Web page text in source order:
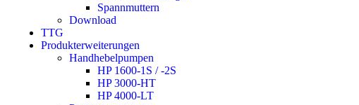
Spannmuttern
Download
TTG
Produkterweiterungen
Handhebelpumpen
HP 1600-1S / -2S
HP 3000-HT
HP 4000-LT